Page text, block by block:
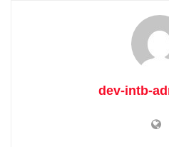
dev-intb-